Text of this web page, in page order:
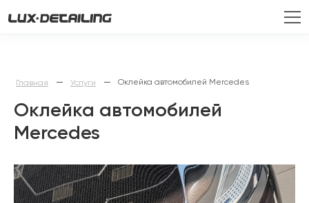
Главная — Услуги — Оклейка автомобилей Mercedes
Оклейка автомобилей
Mercedes